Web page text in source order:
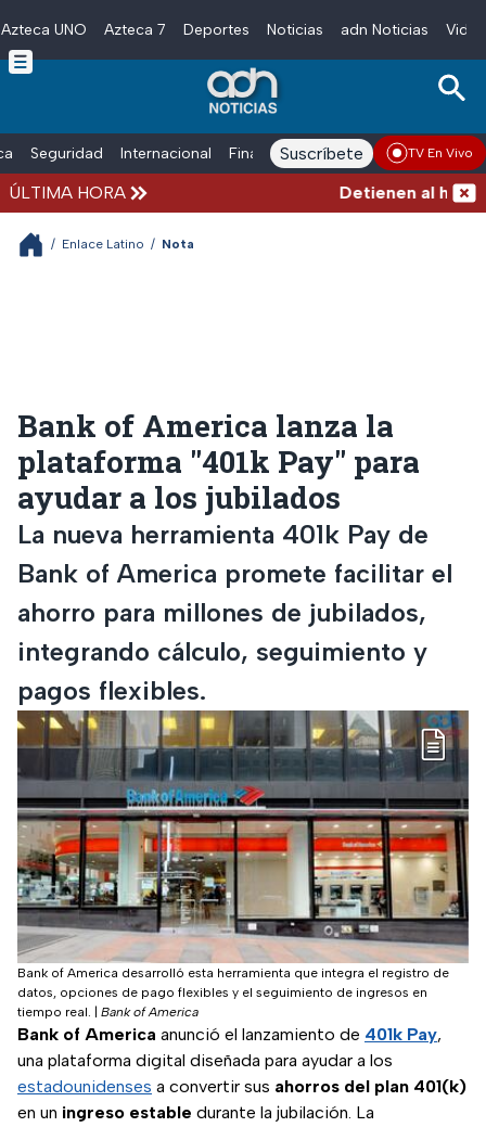
Skip to main content
Azteca UNO Azteca 7 Deportes Noticias adn Noticias
Seguridad Internacional Finanzas adn Noticias Radio
Suscríbete TV En Vivo
ÚLTIMA HORA Detienen al
/ Enlace Latino / Nota
Bank of America lanza la
plataforma "401k Pay" para
ayudar a los jubilados
La nueva herramienta 401k Pay de
Bank of America promete facilitar el
ahorro para millones de jubilados,
integrando cálculo, seguimiento y
pagos flexibles.
Bank of America desarrolló esta herramienta que integra el registro de
datos, opciones de pago flexibles y el seguimiento de ingresos en
tiempo real.
Bank of America
Bank of America anunció el lanzamiento de 401k Pay,
una plataforma digital diseñada para ayudar a los
estadounidenses a convertir sus ahorros del plan 401(k)
en un ingreso estable durante la jubilación. La